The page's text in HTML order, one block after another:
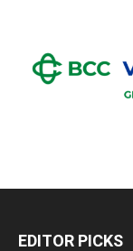
EDITOR PICKS